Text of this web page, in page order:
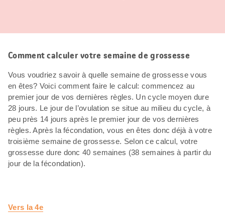
Comment calculer votre semaine de grossesse
Vous voudriez savoir à quelle semaine de grossesse vous
en êtes? Voici comment faire le calcul: commencez au
premier jour de vos dernières règles. Un cycle moyen dure
28 jours. Le jour de l’ovulation se situe au milieu du cycle, à
peu près 14 jours après le premier jour de vos dernières
règles. Après la fécondation, vous en êtes donc déjà à votre
troisième semaine de grossesse. Selon ce calcul, votre
grossesse dure donc 40 semaines (38 semaines à partir du
jour de la fécondation).
Vers la 4e